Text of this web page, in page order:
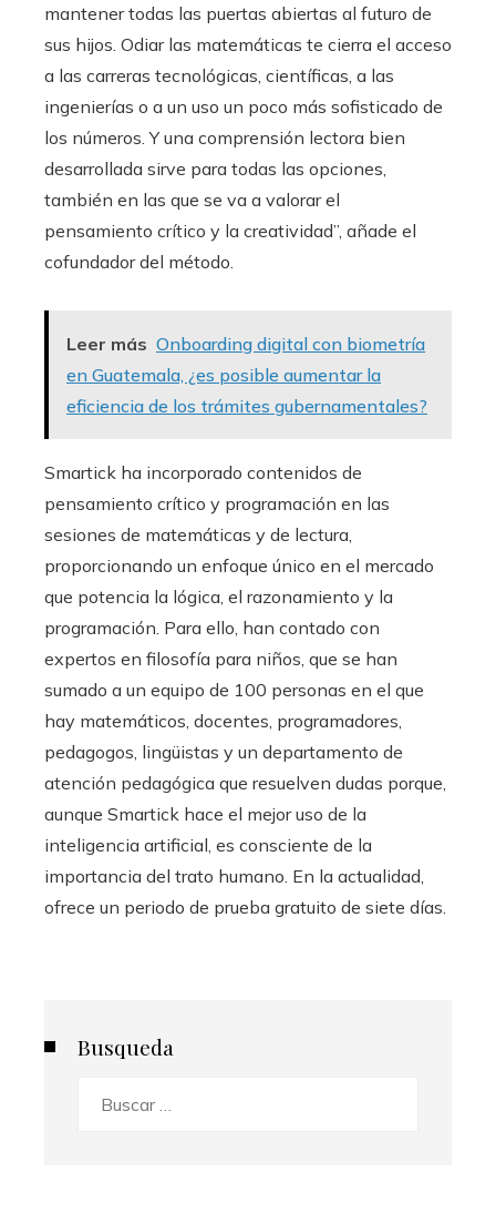
mantener todas las puertas abiertas al futuro de
sus hijos. Odiar las matemáticas te cierra el acceso
a las carreras tecnológicas, científicas, a las
ingenierías o a un uso un poco más sofisticado de
los números. Y una comprensión lectora bien
desarrollada sirve para todas las opciones,
también en las que se va a valorar el
pensamiento crítico y la creatividad”, añade el
cofundador del método.
Leer más Onboarding digital con biometría
en Guatemala, ¿es posible aumentar la
eficiencia de los trámites gubernamentales?
Smartick ha incorporado contenidos de
pensamiento crítico y programación en las
sesiones de matemáticas y de lectura,
proporcionando un enfoque único en el mercado
que potencia la lógica, el razonamiento y la
programación. Para ello, han contado con
expertos en filosofía para niños, que se han
sumado a un equipo de 100 personas en el que
hay matemáticos, docentes, programadores,
pedagogos, lingüistas y un departamento de
atención pedagógica que resuelven dudas porque,
aunque Smartick hace el mejor uso de la
inteligencia artificial, es consciente de la
importancia del trato humano. En la actualidad,
ofrece un periodo de prueba gratuito de siete días.
Busqueda